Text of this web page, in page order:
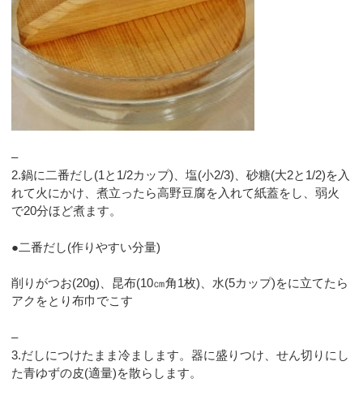
–
2.鍋に二番だし(1と1/2カップ)、塩(小2/3)、砂糖(大2と1/2)を入
れて火にかけ、煮立ったら高野豆腐を入れて紙蓋をし、弱火
で20分ほど煮ます。
●二番だし(作りやすい分量)
削りがつお(20g)、昆布(10㎝角1枚)、水(5カップ)をに立てたら
アクをとり布巾でこす
–
3.だしにつけたまま冷まします。器に盛りつけ、せん切りにし
た青ゆずの皮(適量)を散らします。